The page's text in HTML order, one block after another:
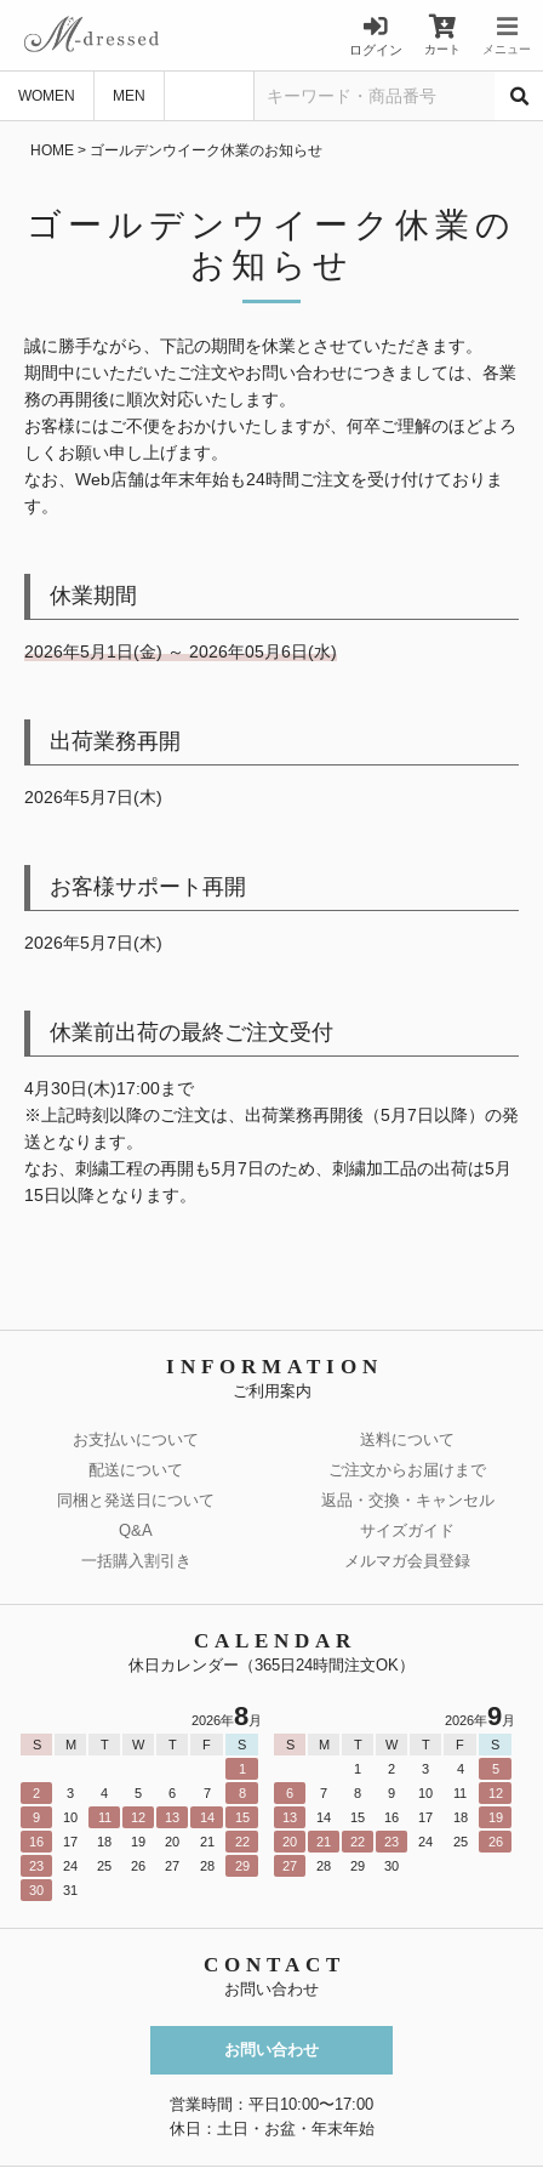
ログイン カート メニュー
WOMEN MEN
HOME ゴールデンウイーク休業のお知らせ
ゴールデンウイーク休業の
お知らせ
誠に勝手ながら、下記の期間を休業とさせていただきます。
期間中にいただいたご注文やお問い合わせにつきましては、各業
務の再開後に順次対応いたします。
お客様にはご不便をおかけいたしますが、何卒ご理解のほどよろ
しくお願い申し上げます。
なお、Web店舗は年末年始も24時間ご注文を受け付けておりま
す。
休業期間
2026年5月1日(金) ～ 2026年05月6日(水)
出荷業務再開
2026年5月7日(木)
お客様サポート再開
2026年5月7日(木)
休業前出荷の最終ご注文受付
4月30日(木)17:00まで
※上記時刻以降のご注文は、出荷業務再開後（5月7日以降）の発
送となります。
なお、刺繍工程の再開も5月7日のため、刺繍加工品の出荷は5月
15日以降となります。
INFORMATION
ご利用案内
お支払いについて
送料について
配送について
ご注文からお届けまで
同梱と発送日について
返品・交換・キャンセル
Q&A
サイズガイド
一括購入割引き
メルマガ会員登録
CALENDAR
休日カレンダー（365日24時間注文OK）
2026年8月
S
M T W T F
S
1
2
3 4 5 6 7
8
9
10 11 12 13 14
15
16
17 18 19 20 21
22
23
24 25 26 27 28
29
30
31
2026年9月
S
M T W T F
S
1
2 3 4
5
6
7 8 9 10 11
12
13
14 15 16 17 18
19
20
21 22 23 24 25
26
27
28 29 30
CONTACT
お問い合わせ
お問い合わせ
営業時間：平日10:00〜17:00
休日：土日・お盆・年末年始